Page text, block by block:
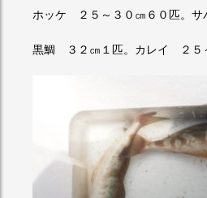
ホッケ ２５～３０㎝６０匹。サ
黒鯛 ３２㎝１匹。カレイ ２５